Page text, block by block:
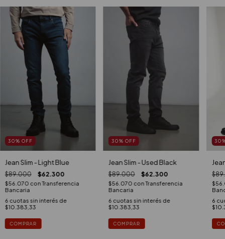
30% OFF
Jean Slim - Light Blue
$89.000 $62.300
$56.070 con Transferencia
Bancaria
6 cuotas sin interés de
$10.383,33
COMPRAR
30% OFF
Jean Slim - Used Black
$89.000 $62.300
$56.070 con Transferencia
Bancaria
6 cuotas sin interés de
$10.383,33
COMPRAR
30
6